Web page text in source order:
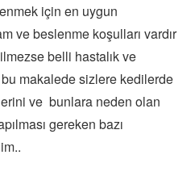
için en uygun
ve beslenme koşulları vardır
belli hastalık ve
makalede sizlere kedilerde
ve bunlara neden olan
gereken bazı